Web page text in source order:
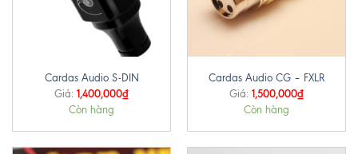
Cardas Audio S-DIN
Giá: 1,400,000₫
Còn hàng
Cardas Audio CG – FXLR
Giá: 1,500,000₫
Còn hàng